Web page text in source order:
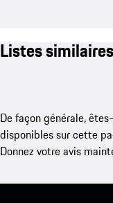
Listes similaires
De façon générale,
disponibles sur cette
Donnez votre avis